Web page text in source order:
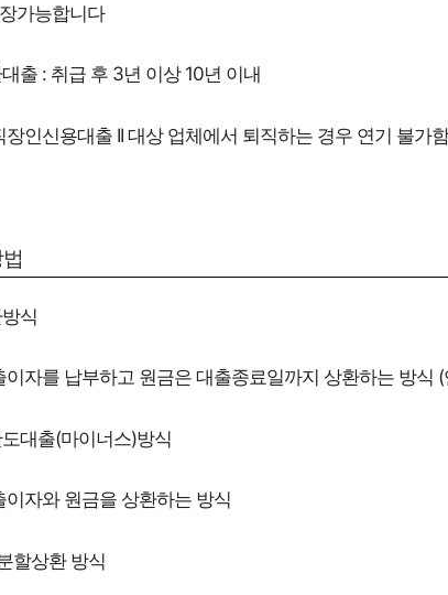
가능합니다
출 : 취급 후 3년 이상 10년 이내
장인신용대출 II 대상 업체에서 퇴직하는 경우 연기 불가함
식
이자를 납부하고 원금은 대출종료일까지 상환하는 방식
대출(마이너스)방식
이자와 원금을 상환하는 방식
할상환 방식